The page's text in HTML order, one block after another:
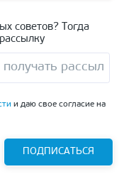
советов? Тогда
и даю свое согласие на
ПОДПИСАТЬСЯ